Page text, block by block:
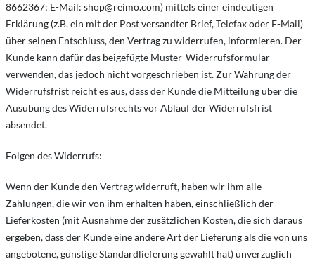
8662367; E-Mail: shop@reimo.com) mittels einer eindeutigen
Erklärung (z.B. ein mit der Post versandter Brief, Telefax oder E-Mail)
über seinen Entschluss, den Vertrag zu widerrufen, informieren. Der
Kunde kann dafür das beigefügte Muster-Widerrufsformular
verwenden, das jedoch nicht vorgeschrieben ist. Zur Wahrung der
Widerrufsfrist reicht es aus, dass der Kunde die Mitteilung über die
Ausübung des Widerrufsrechts vor Ablauf der Widerrufsfrist
absendet.
Folgen des Widerrufs:
Wenn der Kunde den Vertrag widerruft, haben wir ihm alle
Zahlungen, die wir von ihm erhalten haben, einschließlich der
Lieferkosten (mit Ausnahme der zusätzlichen Kosten, die sich daraus
ergeben, dass der Kunde eine andere Art der Lieferung als die von uns
angebotene, günstige Standardlieferung gewählt hat) unverzüglich